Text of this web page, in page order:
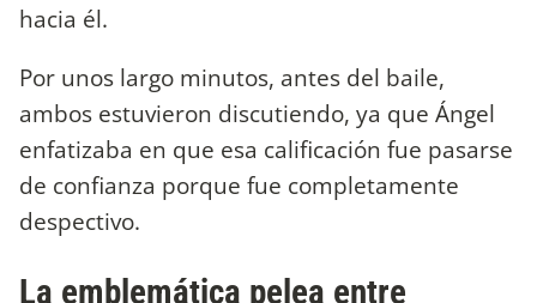
hacia él.
Por unos largo minutos, antes del baile,
ambos estuvieron discutiendo, ya que Ángel
enfatizaba en que esa calificación fue pasarse
de confianza porque fue completamente
despectivo.
La emblemática pelea entre